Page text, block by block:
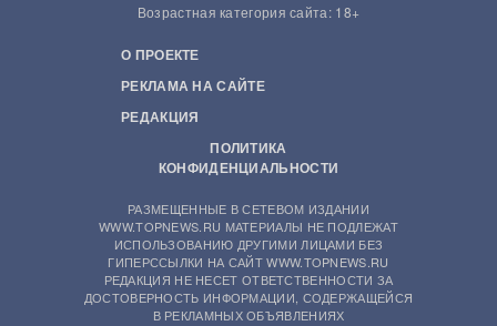
Возрастная категория сайта: 18+
О ПРОЕКТЕ
РЕКЛАМА НА САЙТЕ
РЕДАКЦИЯ
ПОЛИТИКА
КОНФИДЕНЦИАЛЬНОСТИ
РАЗМЕЩЕННЫЕ В СЕТЕВОМ ИЗДАНИИ
WWW.TOPNEWS.RU МАТЕРИАЛЫ НЕ ПОДЛЕЖАТ
ИСПОЛЬЗОВАНИЮ ДРУГИМИ ЛИЦАМИ БЕЗ
ГИПЕРССЫЛКИ НА САЙТ WWW.TOPNEWS.RU
РЕДАКЦИЯ НЕ НЕСЕТ ОТВЕТСТВЕННОСТИ ЗА
ДОСТОВЕРНОСТЬ ИНФОРМАЦИИ, СОДЕРЖАЩЕЙСЯ
В РЕКЛАМНЫХ ОБЪЯВЛЕНИЯХ